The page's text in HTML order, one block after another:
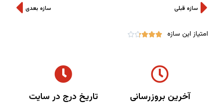
سازه قبلی سازه بعدی
امتیاز این سازه 




آخرین بروزرسانی تاریخ درج در سایت